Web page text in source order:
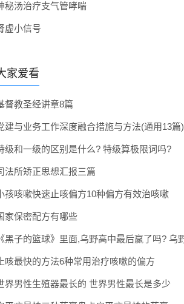
秘汤治疗支气管哮喘
虚小信号
家爱看
督教圣经讲章8篇
建与业务工作深度融合措施与方法(通用13篇)
级和一级的区别是什么? 特级算极限词吗?
法所矫正思想汇报三篇
孩咳嗽快速止咳偏方10种偏方有效治咳嗽
家保密配方有哪些
咳最快的方法6种常用治疗咳嗽的偏方
界男性生殖器最长的 世界男性最长是多少